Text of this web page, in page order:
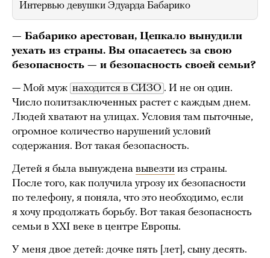
Интервью девушки Эдуарда Бабарико
— Бабарико арестован, Цепкало вынудили
уехать из страны. Вы опасаетесь за свою
безопасность — и безопасность своей семьи?
— Мой муж находится в СИЗО . И не он один.
Число политзаключенных растет с каждым днем.
Людей хватают на улицах. Условия там пыточные,
огромное количество нарушений условий
содержания. Вот такая безопасность.
Детей я была вынуждена вывезти из страны.
После того, как получила угрозу их безопасности
по телефону, я поняла, что это необходимо, если
я хочу продолжать борьбу. Вот такая безопасность
семьи в XXI веке в центре Европы.
У меня двое детей: дочке пять [лет], сыну десять.